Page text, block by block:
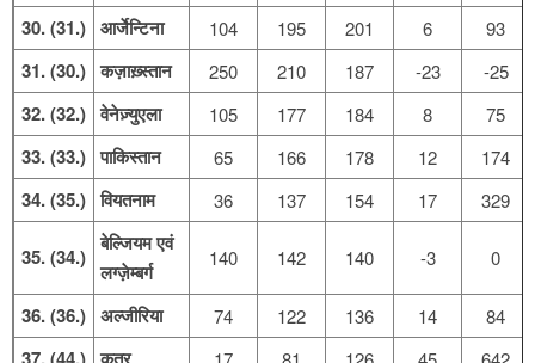
30. (31.) आर्जेन्टिना 104 195 201 6 93
31. (30.) कज़ाख़्स्तान 250 210 187 -23 -25
32. (32.) वेनेज़्युएला 105 177 184 8 75
33. (33.) पाकिस्तान 65 166 178 12 174
34. (35.) वियतनाम 36 137 154 17 329
35. (34.)
बेल्जियम एवं
लग्ज़ेम्बर्ग
140 142 140 -3 0
36. (36.) अल्जीरिया 74 122 136 14 84